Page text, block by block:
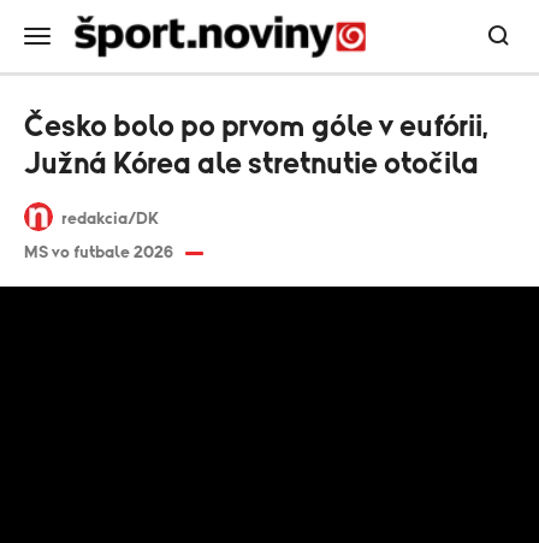
redakcia/DK
MS vo futbale 2026
Česko bolo po prvom góle v eufórii,
Južná Kórea ale stretnutie otočila